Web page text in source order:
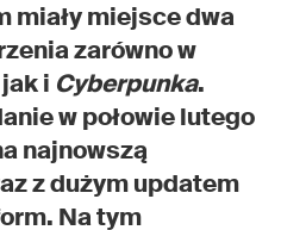
miały miejsce dwa
zarówno w
i Cyberpunka.
w połowie lutego
najnowszą
z dużym updatem
Na tym